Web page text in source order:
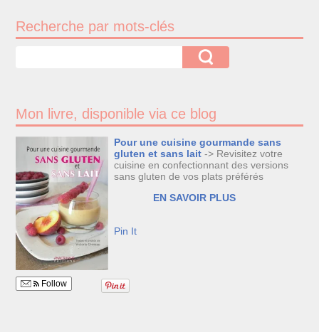
Recherche par mots-clés
Mon livre, disponible via ce blog
Pour une cuisine gourmande sans
gluten et sans lait -> Revisitez votre
cuisine en confectionnant des versions
sans gluten de vos plats préférés
EN SAVOIR PLUS
Pin It
Follow